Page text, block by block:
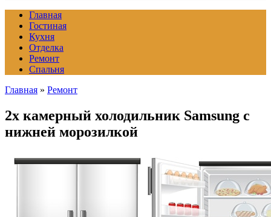
Главная
Гостиная
Кухня
Отделка
Ремонт
Спальня
Главная » Ремонт
2х камерный холодильник Samsung с
нижней морозилкой